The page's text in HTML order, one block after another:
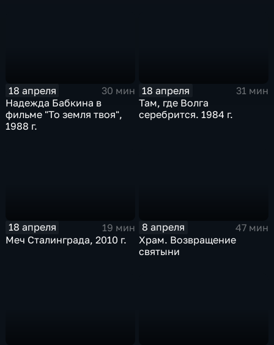
18 апреля
30 мин
Надежда Бабкина в
фильме "То земля твоя",
1988 г.
18 апреля
31 мин
Там, где Волга
серебрится. 1984 г.
18 апреля
19 мин
Меч Сталинграда, 2010 г.
8 апреля
47 мин
Храм. Возвращение
святыни